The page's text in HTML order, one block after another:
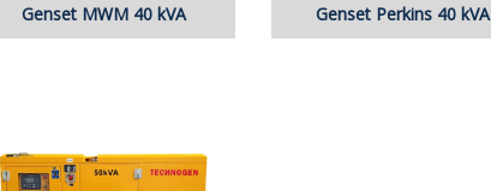
Genset MWM 40 kVA Genset Perkins 40 kVA